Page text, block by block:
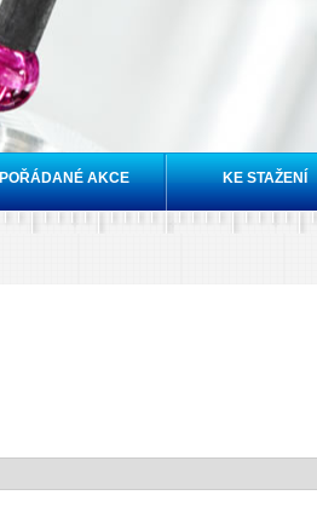
POŘÁDANÉ AKCE KE STAŽENÍ